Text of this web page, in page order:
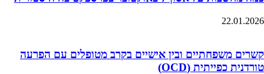
22.01.2026
קשרים משפחתיים ובין אישיים בקרב מטופלים עם הפרעה
טורדנית כפייתית (OCD)